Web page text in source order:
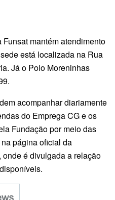
mantém atendimento
está localizada na Rua
Já o Polo Moreninhas
acompanhar diariamente
do Emprega CG e os
Fundação por meio das
página oficial da
é divulgada a relação